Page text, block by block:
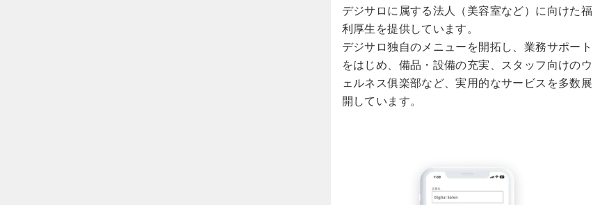
デジサロに属する法人（美容室など）に向けた福
利厚生を提供しています。
デジサロ独自のメニューを開拓し、業務サポート
をはじめ、備品・設備の充実、スタッフ向けのウ
ェルネス俱楽部など、実用的なサービスを多数展
開しています。